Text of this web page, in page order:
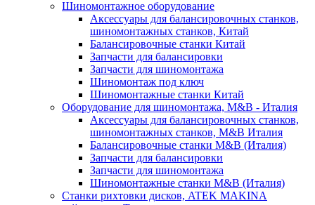
Шиномонтажное оборудование
Аксессуары для балансировочных станков,
шиномонтажных станков, Китай
Балансировочные станки Китай
Запчасти для балансировки
Запчасти для шиномонтажа
Шиномонтаж под ключ
Шиномонтажные станки Китай
Оборудование для шиномонтажа, M&B - Италия
Аксессуары для балансировочных станков,
шиномонтажных станков, M&B Италия
Балансировочные станки M&B (Италия)
Запчасти для балансировки
Запчасти для шиномонтажа
Шиномонтажные станки M&B (Италия)
Станки рихтовки дисков, ATEK MAKINA